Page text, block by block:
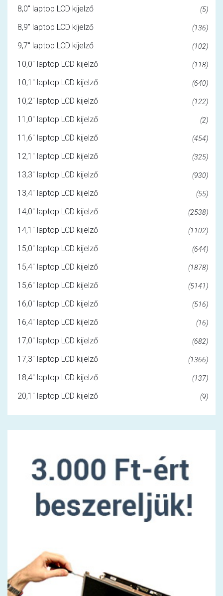
8,0" laptop LCD kijelző (5)
8,9" laptop LCD kijelző (136)
9,7" laptop LCD kijelző (102)
10,0" laptop LCD kijelző (118)
10,1" laptop LCD kijelző (640)
10,2" laptop LCD kijelző (122)
11,0" laptop LCD kijelző (2)
11,6" laptop LCD kijelző (454)
12,1" laptop LCD kijelző (325)
13,3" laptop LCD kijelző (930)
13,4" laptop LCD kijelző (55)
14,0" laptop LCD kijelző (2538)
14,1" laptop LCD kijelző (1102)
15,0" laptop LCD kijelző (644)
15,4" laptop LCD kijelző (1878)
15,6" laptop LCD kijelző (5141)
16,0" laptop LCD kijelző (516)
16,4" laptop LCD kijelző (16)
17,0" laptop LCD kijelző (682)
17,3" laptop LCD kijelző (1366)
18,4" laptop LCD kijelző (137)
20,1" laptop LCD kijelző (9)